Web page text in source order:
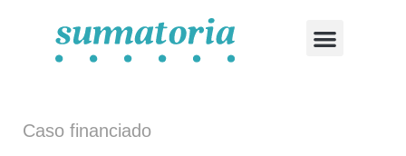
Caso financiado